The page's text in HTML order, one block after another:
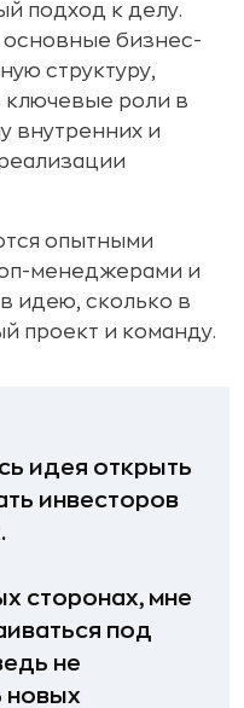
подход к делу.
основные бизнес-
структуру,
ключевые роли в
внутренних и
опытными
менеджерами и
идею, сколько в
проект и команду.
идея открыть
инвесторов
сторонах, мне
под
не
новых